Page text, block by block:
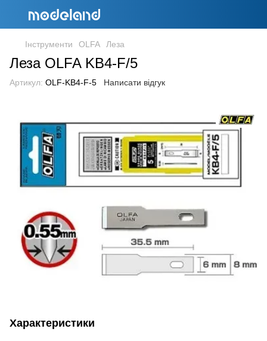
Інструменти OLFA Леза
Леза OLFA KB4-F/5
Артикул: OLF-KB4-F-5 Написати відгук
Характеристики